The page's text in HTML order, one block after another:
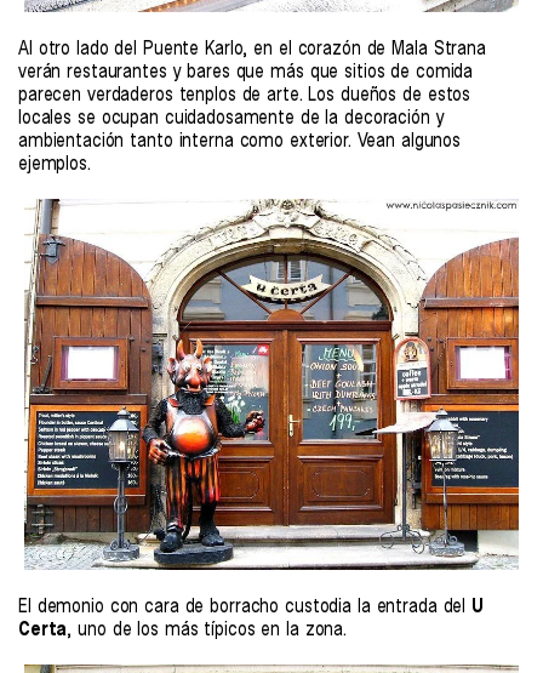
Al otro lado del Puente Karlo, en el corazón de Mala Strana
verán restaurantes y bares que más que sitios de comida
parecen verdaderos tenplos de arte. Los dueños de estos
locales se ocupan cuidadosamente de la decoración y
ambientación tanto interna como exterior. Vean algunos
ejemplos.
El demonio con cara de borracho custodia la entrada del U
Certa, uno de los más típicos en la zona.